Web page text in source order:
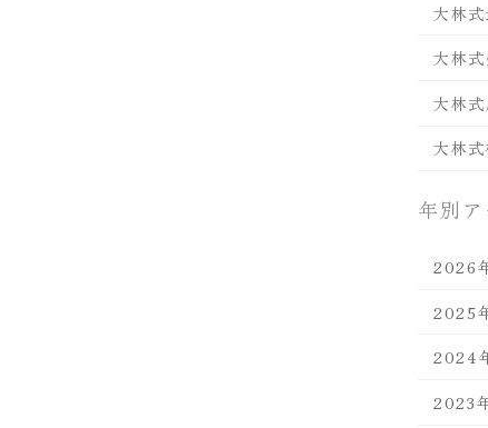
大林
大林
大林
大林
年別
2026
2025
2024
2023